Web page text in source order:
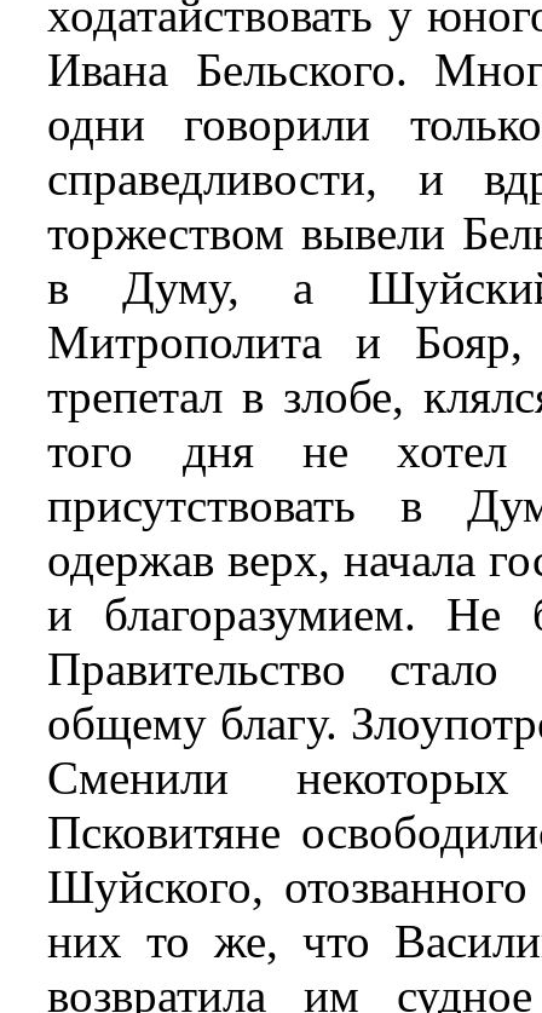
ходатайствовать у
Ивана Бельского.
одни говорили
справедливости, и
торжеством вывели
в Думу, а
Митрополита и Бояр,
трепетал в злобе,
того дня не хотел
присутствовать в
одержав верх, начала
и благоразумием.
Правительство
общему благу.
Сменили
Псковитяне
Шуйского,
них то же, что
возвратила им